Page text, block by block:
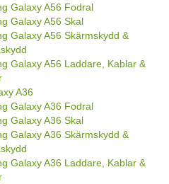
Galaxy A56 Fodral
Galaxy A56 Skal
Galaxy A56 Skärmskydd &
Galaxy A56 Laddare, Kablar &
A36
Galaxy A36 Fodral
Galaxy A36 Skal
Galaxy A36 Skärmskydd &
Galaxy A36 Laddare, Kablar &